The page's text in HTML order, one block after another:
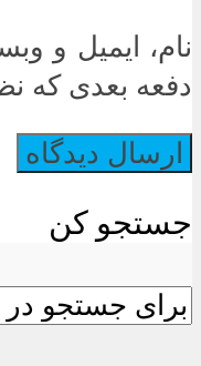
نام، ایمیل و
دفعه بعدی که
جستجو کن